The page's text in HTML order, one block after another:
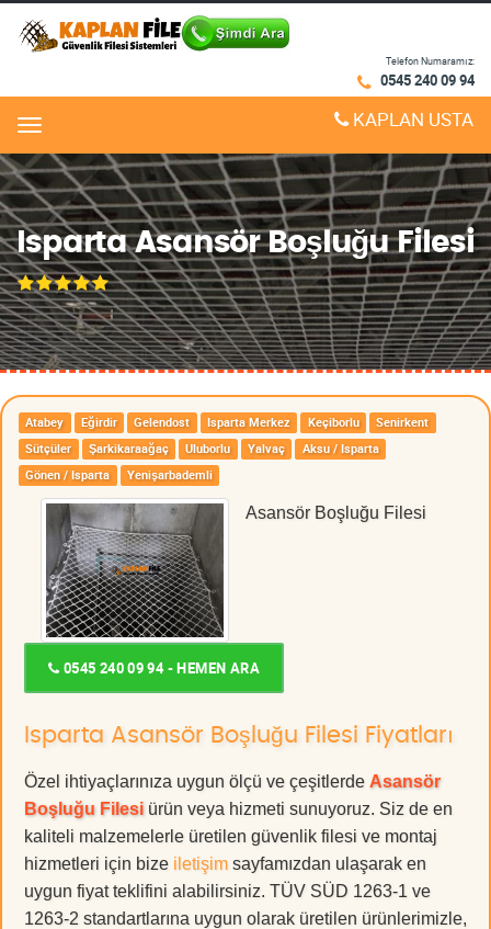
Telefon Numaramız:
0545 240 09 94
Menu KAPLAN USTA
Isparta Asansör Boşluğu Filesi
Atabey Eğirdir Gelendost Isparta Merkez Keçiborlu
Senirkent
Sütçüler
Şarkikaraağaç Uluborlu Yalvaç
Aksu / Isparta
Gönen / Isparta
Yenişarbademli
Asansör Boşluğu Filesi
0545 240 09 94 - HEMEN ARA
Isparta Asansör Boşluğu Filesi Fiyatları
Özel ihtiyaçlarınıza uygun ölçü ve çeşitlerde Asansör
Boşluğu Filesi ürün veya hizmeti sunuyoruz. Siz de en
kaliteli malzemelerle üretilen güvenlik filesi ve montaj
hizmetleri için bize iletişim sayfamızdan ulaşarak en
uygun fiyat teklifini alabilirsiniz. TÜV SÜD 1263-1 ve
1263-2 standartlarına uygun olarak üretilen ürünlerimizle,